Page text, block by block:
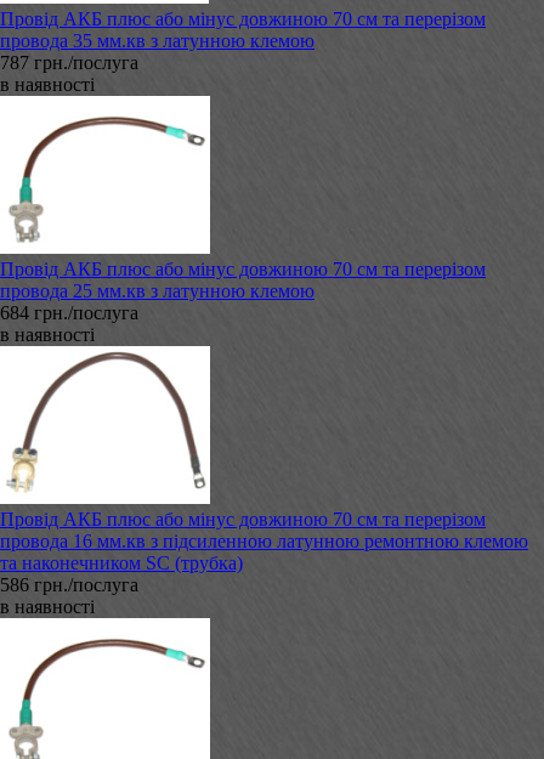
Провід АКБ плюс або мінус довжиною 70 см та перерізом
провода 35 мм.кв з латунною клемою
787 грн./послуга
в наявності
Провід АКБ плюс або мінус довжиною 70 см та перерізом
провода 25 мм.кв з латунною клемою
684 грн./послуга
в наявності
Провід АКБ плюс або мінус довжиною 70 см та перерізом
провода 16 мм.кв з підсиленною латунною ремонтною клемою
та наконечником SC (трубка)
586 грн./послуга
в наявності